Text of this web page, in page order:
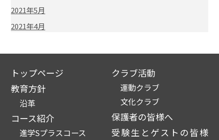
2021年5月
2021年4月
トップページ
教育方針
沿革
コース紹介
進学Sプラスコース
クラブ活動
運動クラブ
文化クラブ
保護者の皆様へ
受験生とゲストの皆様